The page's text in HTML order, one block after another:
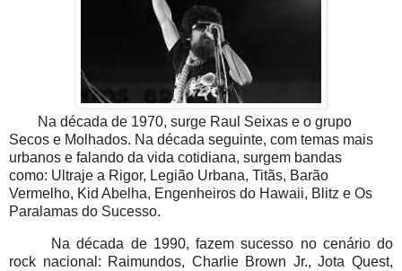
Na década de 1970, surge Raul Seixas e o grupo
Secos e Molhados. Na década seguinte, com temas mais
urbanos e falando da vida cotidiana, surgem bandas
como: Ultraje a Rigor, Legião Urbana, Titãs, Barão
Vermelho, Kid Abelha, Engenheiros do Hawaii, Blitz e Os
Paralamas do Sucesso.
Na década de 1990, fazem sucesso no cenário do
rock nacional: Raimundos, Charlie Brown Jr., Jota Quest,